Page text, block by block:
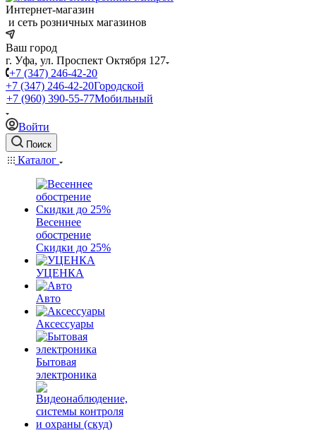
Интернет-магазин
и сеть розничных магазинов
Ваш город
г. Уфа, ул. Проспект Октября 127
+7 (347) 246-42-20
+7 (347) 246-42-20Городской
+7 (960) 390-55-77Мобильный
Войти
Поиск
Каталог
Весеннее
обострение
Скидки до 25%
УЦЕНКА
Авто
Аксессуары
Бытовая
электроника